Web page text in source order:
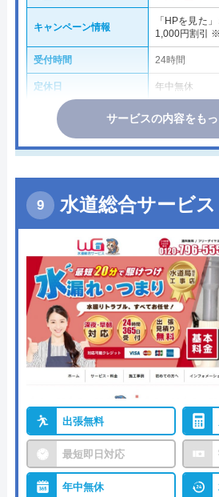
キャンペーン情報
「HPを見た
1,000円割引
受付時間 24時間
定休日 年中無休
サービスの内容をも
水道総合サービス
出張無料
最短即日対応
年中無休